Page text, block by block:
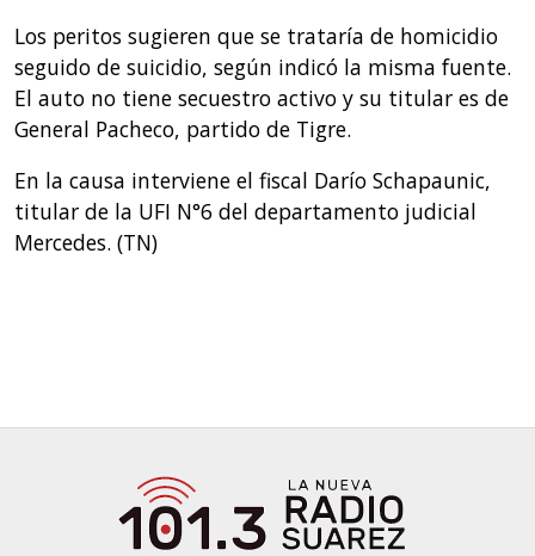
Los peritos sugieren que se trataría de homicidio
seguido de suicidio, según indicó la misma fuente.
El auto no tiene secuestro activo y su titular es de
General Pacheco, partido de Tigre.
En la causa interviene el fiscal Darío Schapaunic,
titular de la UFI N°6 del departamento judicial
Mercedes. (TN)